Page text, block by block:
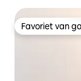
Favoriet van
Favoriet van